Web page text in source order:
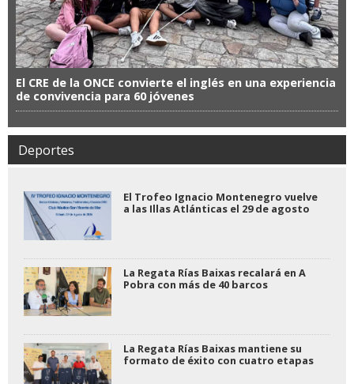
El CRE de la ONCE convierte el inglés en una experiencia
de convivencia para 60 jóvenes
Deportes
El Trofeo Ignacio Montenegro vuelve
a las Illas Atlánticas el 29 de agosto
La Regata Rías Baixas recalará en A
Pobra con más de 40 barcos
La Regata Rías Baixas mantiene su
formato de éxito con cuatro etapas